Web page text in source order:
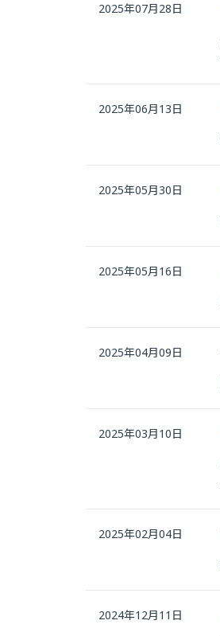
2025年07月28日
2025年06月13日
2025年05月30日
2025年05月16日
2025年04月09日
2025年03月10日
2025年02月04日
2024年12月11日